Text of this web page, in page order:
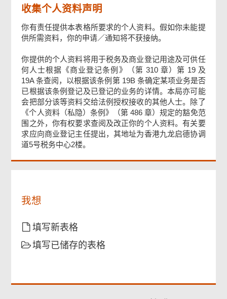
收集个人资料声明
你有责任提供本表格所要求的个人资料。假如你未能提
供所需资料，你的申请／通知将不获接纳。
你提供的个人资料将用于税务及商业登记用途及可供任
何人士根据《商业登记条例》（第 310 章）第 19 及
19A 条查阅，以根据该条例第 19B 条确定某项业务是否
已根据该条例登记及已登记的业务的详情。本局亦可能
会把部分该等资料交给法例授权接收的其他人士。除了
《个人资料（私隐）条例》（第 486 章）规定的豁免范
围之外，你有权要求查阅及改正你的个人资料。有关要
求应向商业登记主任提出，其地址为香港九龙启德协调
道5号税务中心2楼。
我想
填写新表格
填写已储存的表格